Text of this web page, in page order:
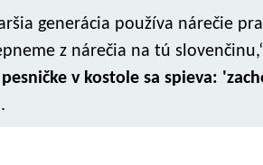
generácia používa nárečie
z nárečia na tú
v kostole sa spieva: